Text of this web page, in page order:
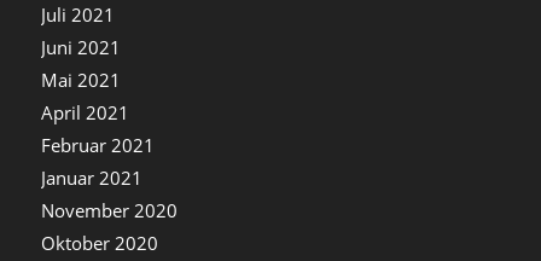
Juli 2021
Juni 2021
Mai 2021
April 2021
Februar 2021
Januar 2021
November 2020
Oktober 2020